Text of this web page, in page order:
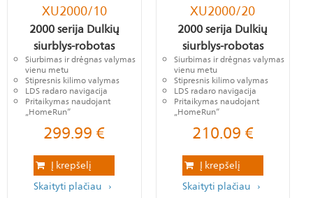
XU2000/10
2000 serija Dulkių
siurblys-robotas
Siurbimas ir drėgnas valymas
vienu metu
Stipresnis kilimo valymas
LDS radaro navigacija
Pritaikymas naudojant
„HomeRun“
299.99€
Į krepšelį
Skaityti plačiau
XU2000/20
2000 serija Dulkių
siurblys-robotas
Siurbimas ir drėgnas valymas
vienu metu
Stipresnis kilimo valymas
LDS radaro navigacija
Pritaikymas naudojant
„HomeRun“
210.09€
Į krepšelį
Skaityti plačiau